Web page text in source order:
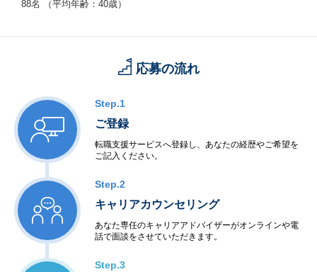
等
88名 （平均年齢：40歳）
応募の流れ
Step.1
ご登録
転職支援サービスへ登録し、あなたの経歴やご希望を
ご記入ください。
Step.2
キャリアカウンセリング
あなた専任のキャリアアドバイザーがオンラインや電
話で面談をさせていただきます。
Step.3